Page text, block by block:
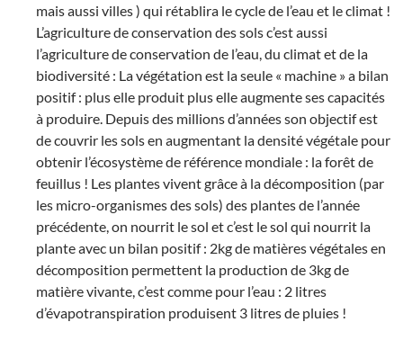
mais aussi villes ) qui rétablira le cycle de l’eau et le climat !
L’agriculture de conservation des sols c’est aussi
l’agriculture de conservation de l’eau, du climat et de la
biodiversité : La végétation est la seule « machine » a bilan
positif : plus elle produit plus elle augmente ses capacités
à produire. Depuis des millions d’années son objectif est
de couvrir les sols en augmentant la densité végétale pour
obtenir l’écosystème de référence mondiale : la forêt de
feuillus ! Les plantes vivent grâce à la décomposition (par
les micro-organismes des sols) des plantes de l’année
précédente, on nourrit le sol et c’est le sol qui nourrit la
plante avec un bilan positif : 2kg de matières végétales en
décomposition permettent la production de 3kg de
matière vivante, c’est comme pour l’eau : 2 litres
d’évapotranspiration produisent 3 litres de pluies !